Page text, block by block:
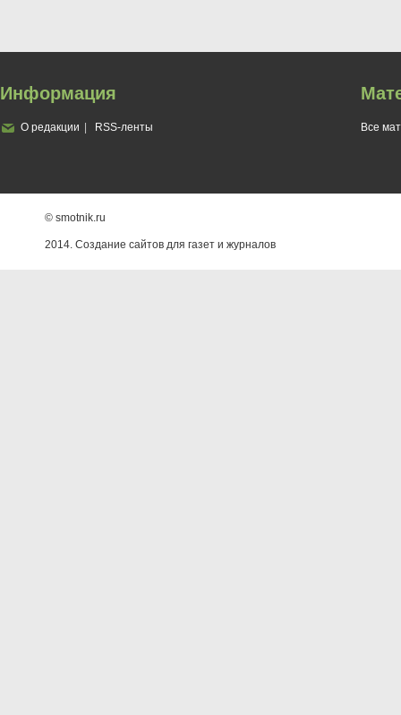
Информация
О редакции RSS-ленты Все
© smotnik.ru
2014. Создание сайтов для газет и журналов